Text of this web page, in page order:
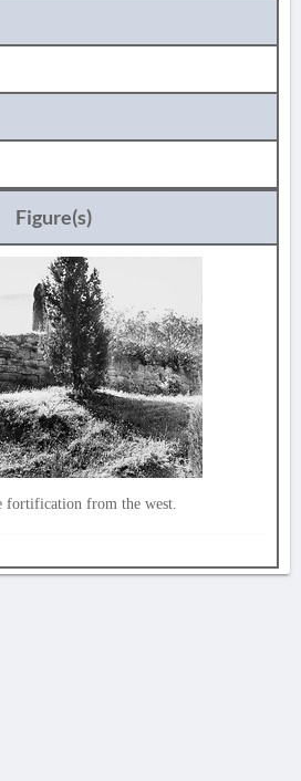
Figure(s)
fortification from the west.